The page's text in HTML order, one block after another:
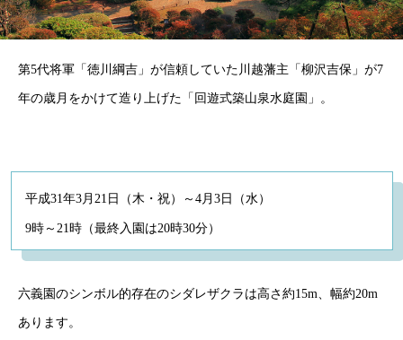
第5代将軍「徳川綱吉」が信頼していた川越藩主「柳沢吉保」が7
年の歳月をかけて造り上げた「回遊式築山泉水庭園」。
平成31年3月21日（木・祝）～4月3日（水）
9時～21時（最終入園は20時30分）
六義園のシンボル的存在のシダレザクラは高さ約15m、幅約20m
あります。